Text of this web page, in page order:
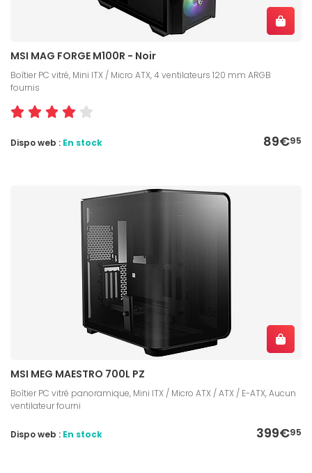
MSI MAG FORGE M100R - Noir
Boîtier PC vitré, Mini ITX / Micro ATX, 4 ventilateurs 120 mm ARGB
fournis
89€95
Dispo web : En stock
MSI MEG MAESTRO 700L PZ
Boîtier PC vitré panoramique, Mini ITX / Micro ATX / ATX / E-ATX, Aucun
ventilateur fourni
399€95
Dispo web : En stock